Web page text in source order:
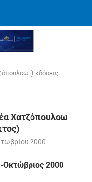
(Εκδόσεις
Χατζόπουλοω
2000
Οκτώβριος 2000